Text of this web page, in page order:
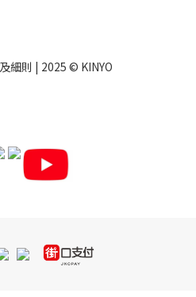
細則 | 2025 © KINYO